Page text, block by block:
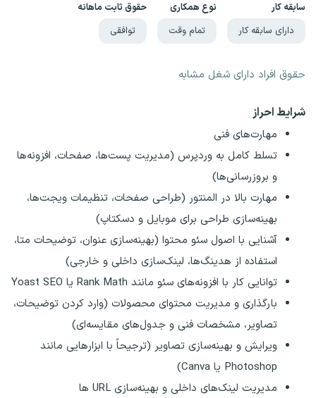
سابقه کار
دارای سابقه کار
نوع همکاری
تمام وقت
حقوق ثابت ماهانه
توافقی
حقوق افراد دارای شغل مشابه
شرایط احراز
مهارت‌های فنی
تسلط کامل به وردپرس (مدیریت پست‌ها، صفحات، افزونه‌ها
و بروزرسانی‌ها)
مهارت بالا در المنتور (طراحی صفحات، تنظیمات ویجت‌ها،
بهینه‌سازی طراحی برای موبایل و دسکتاپ)
آشنایی با اصول سئو محتوا (بهینه‌سازی عنوان، توضیحات متا،
استفاده از هدینگ‌ها، لینک‌سازی داخلی و خارجی)
توانایی کار با افزونه‌های سئو مانند Rank Math یا Yoast SEO
بارگذاری و مدیریت محتوای محصولات (وارد کردن توضیحات،
تصاویر، مشخصات فنی و جدول‌های مقایسه‌ای)
ویرایش و بهینه‌سازی تصاویر (ترجیحاً با ابزارهایی مانند
Photoshop یا Canva)
مدیریت لینک‌های داخلی و بهینه‌سازی URL ها